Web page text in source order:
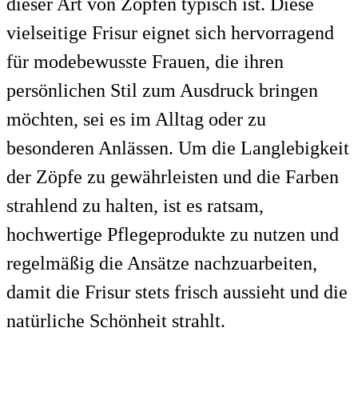
dieser Art von Zöpfen typisch ist. Diese
vielseitige Frisur eignet sich hervorragend
für modebewusste Frauen, die ihren
persönlichen Stil zum Ausdruck bringen
möchten, sei es im Alltag oder zu
besonderen Anlässen. Um die Langlebigkeit
der Zöpfe zu gewährleisten und die Farben
strahlend zu halten, ist es ratsam,
hochwertige Pflegeprodukte zu nutzen und
regelmäßig die Ansätze nachzuarbeiten,
damit die Frisur stets frisch aussieht und die
natürliche Schönheit strahlt.